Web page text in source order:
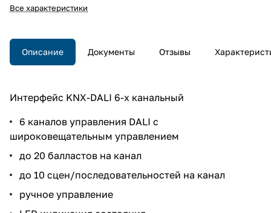
Все характеристики
Описание Документы Отзывы
Интерфейс KNX-DALI 6-х канальный
6 каналов управления DALI с
широковещательным управлением
до 20 балластов на канал
до 10 сцен/последовательностей на канал
ручное управление